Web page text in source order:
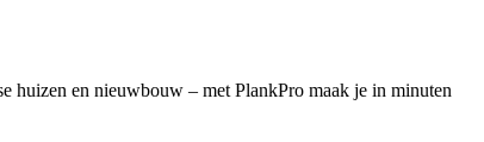
huizen en nieuwbouw – met PlankPro maak je in minuten